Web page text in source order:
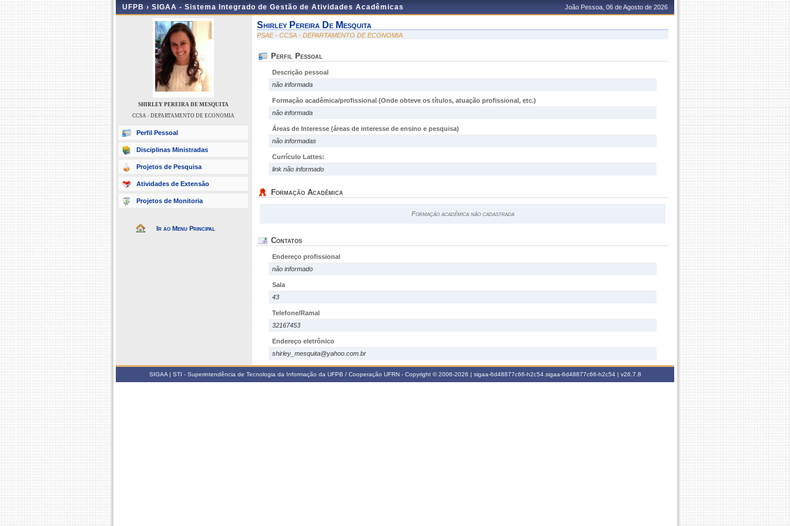
UFPB › SIGAA - Sistema Integrado de Gestão de Atividades Acadêmicas João Pessoa, 06 de Agosto de 2026
SHIRLEY PEREIRA DE MESQUITA
CCSA - DEPARTAMENTO DE ECONOMIA
Perfil Pessoal
Disciplinas Ministradas
Projetos de Pesquisa
Atividades de Extensão
Projetos de Monitoria
Ir ao Menu Principal
Shirley Pereira De Mesquita
PSAE - CCSA - DEPARTAMENTO DE ECONOMIA
Perfil Pessoal
Descrição pessoal
não informada
Formação acadêmica/profissional (Onde obteve os títulos, atuação profissional, etc.)
não informada
Áreas de Interesse (áreas de interesse de ensino e pesquisa)
não informadas
Currículo Lattes:
link não informado
Formação Acadêmica
Formação acadêmica não cadastrada
Contatos
Endereço profissional
não informado
Sala
43
Telefone/Ramal
32167453
Endereço eletrônico
shirley_mesquita@yahoo.com.br
SIGAA | STI - Superintendência de Tecnologia da Informação da UFPB / Cooperação UFRN - Copyright © 2006-2026 | sigaa-6d48877c66-h2c54.sigaa-6d48877c66-h2c54 | v26.7.8